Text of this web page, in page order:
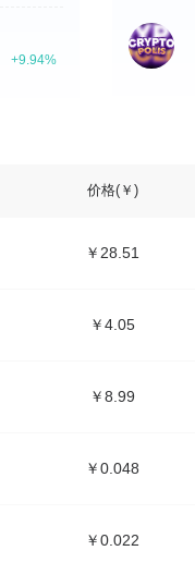
+9.94%
价格(￥)
￥28.51
￥4.05
￥8.99
￥0.048
￥0.022